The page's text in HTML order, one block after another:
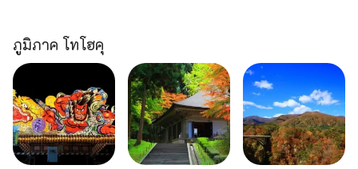
ภูมิภาค โทโฮคุ